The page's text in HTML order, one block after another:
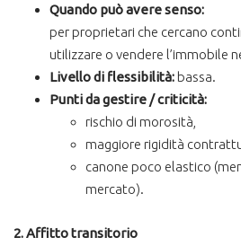
Quando può avere senso:
per proprietari che cercano
utilizzare o vendere l’immobile
Livello di flessibilità: bassa.
Punti da gestire / criticità:
rischio di morosità,
maggiore rigidità
canone poco elastico
mercato).
2. Affitto transitorio